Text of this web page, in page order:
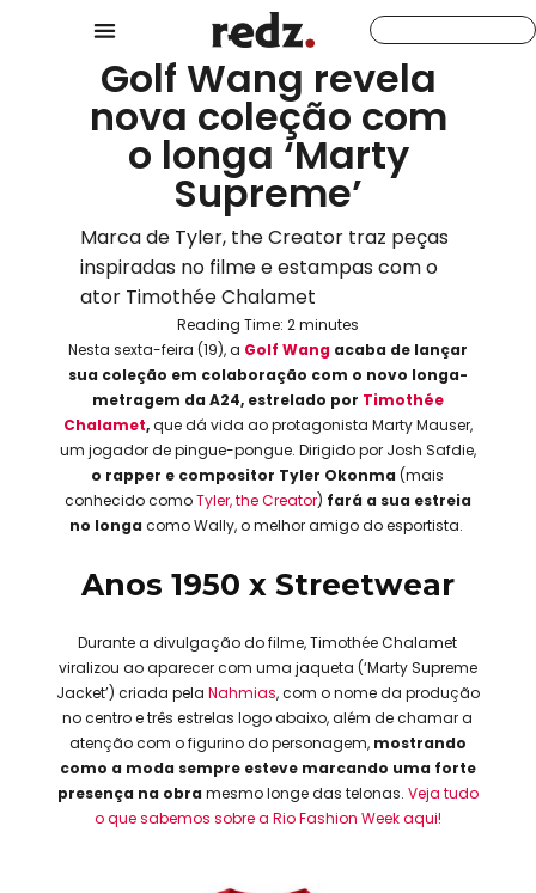
Golf Wang revela
nova coleção com
o longa ‘Marty
Supreme’
Marca de Tyler, the Creator traz peças
inspiradas no filme e estampas com o
ator Timothée Chalamet
Reading Time: 2minutes
Nesta sexta-feira (19), a Golf Wangacaba de lançar
sua coleção em colaboração com o novo longa-
metragem da A24, estrelado por Timothée
Chalamet,que dá vida ao protagonista Marty Mauser,
um jogador de pingue-pongue. Dirigido por Josh Safdie,
o rapper e compositor Tyler Okonma(mais
conhecido comoTyler, the Creator) fará a sua estreia
no longa como Wally, o melhor amigo do esportista.
Anos 1950 x Streetwear
Durante a divulgação do filme, Timothée Chalamet
viralizou ao aparecer com uma jaqueta (‘Marty Supreme
Jacket’) criada pela Nahmias, com o nome da produção
no centro e três estrelas logo abaixo, além de chamar a
atenção com o figurino do personagem, mostrando
como a moda sempre esteve marcando uma forte
presença na obra mesmo longe das telonas. Veja tudo
o que sabemos sobre a Rio Fashion Week aqui!